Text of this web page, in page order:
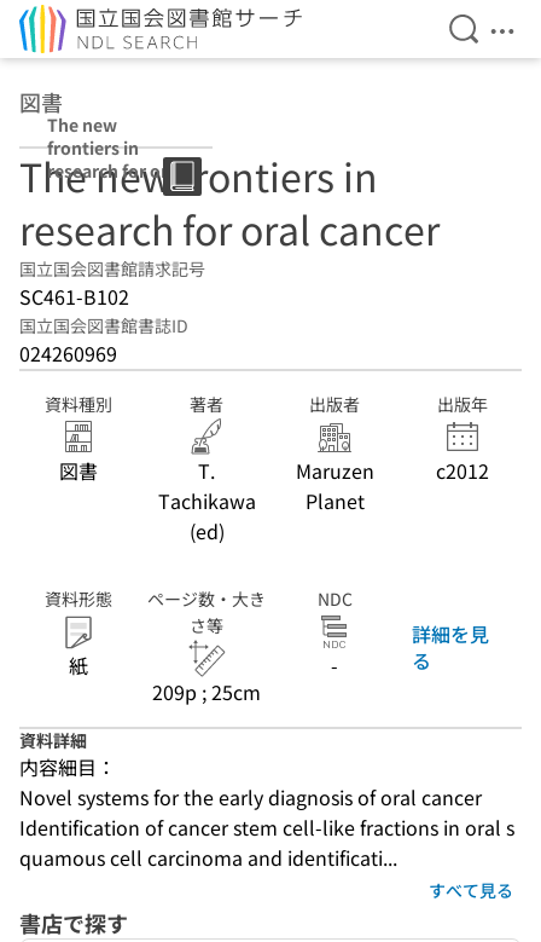
検索を
メ
図書
The new
frontiers in
research for oral
cancer
The new frontiers in
research for oral cancer
国立国会図書館請求記号
SC461-B102
国立国会図書館書誌ID
024260969
資料種別
図書
著者
T.
Tachikawa
(ed)
出版者
Maruzen
Planet
出版年
c2012
資料形態
紙
ページ数・大き
さ等
209p ; 25cm
NDC
-
詳細を見
る
資料詳細
内容細目：
Novel systems for the early diagnosis of oral cancer
Identification of cancer stem cell-like fractions in oral s
quamous cell carcinoma and identificati...
すべて見る
書店で探す